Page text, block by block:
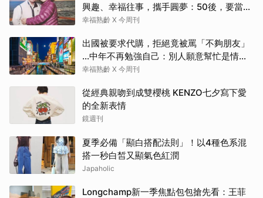
興趣、幸福往事，攜手圓夢：50後，要當懂
生活演員！
幸福熟齡 X 今周刊
出國被要求代購，拒絕竟被罵「不夠朋友」
…中年不再勉強自己：別人願意幫忙是情
分，不是本分
幸福熟齡 X 今周刊
從經典親吻到成雙櫻桃 KENZO七夕寫下愛
的全新表情
鏡週刊
夏季必備「顯白搭配法則」！以4種色系混
搭一秒白皙又顯氣色紅潤
Japaholic
Longchamp新一季焦點包包搶先看：王菲